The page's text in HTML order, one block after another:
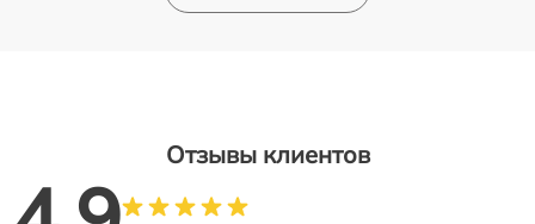
Отзывы клиентов